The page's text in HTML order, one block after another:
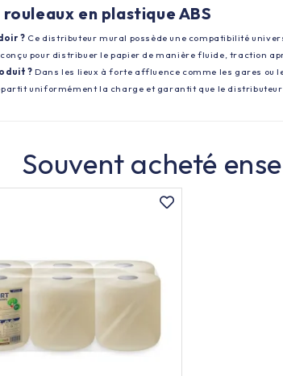
en plastique ABS
? Ce distributeur mural possède une compatibilité
pour distribuer le papier de manière fluide, traction
? Dans les lieux à forte affluence comme les gares ou
uniformément la charge et garantit que le
Souvent acheté